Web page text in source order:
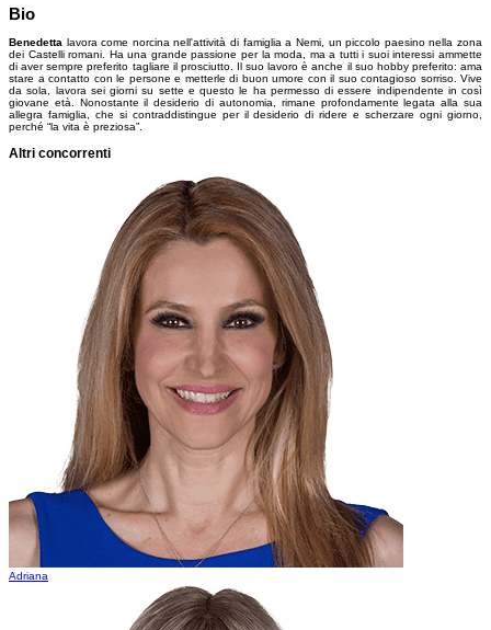
Bio
Benedetta lavora come norcina nell'attività di famiglia a Nemi, un piccolo paesino nella zona
dei Castelli romani. Ha una grande passione per la moda, ma a tutti i suoi interessi ammette
di aver sempre preferito tagliare il prosciutto. Il suo lavoro è anche il suo hobby preferito: ama
stare a contatto con le persone e metterle di buon umore con il suo contagioso sorriso. Vive
da sola, lavora sei giorni su sette e questo le ha permesso di essere indipendente in così
giovane età. Nonostante il desiderio di autonomia, rimane profondamente legata alla sua
allegra famiglia, che si contraddistingue per il desiderio di ridere e scherzare ogni giorno,
perché “la vita è preziosa”.
Altri concorrenti
Adriana